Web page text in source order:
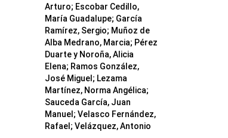
Arturo; Escobar Cedillo,
María Guadalupe; García
Ramírez, Sergio; Muñoz de
Alba Medrano, Marcia; Pérez
Duarte y Noroña, Alicia
Elena; Ramos González,
José Miguel; Lezama
Martínez, Norma Angélica;
Sauceda García, Juan
Manuel; Velasco Fernández,
Rafael; Velázquez, Antonio